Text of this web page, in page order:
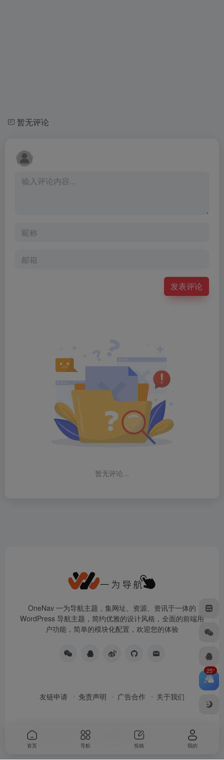
暂无评论
发表评论
暂无评论...
OneNav 一为导航主题，集网址、资源、资讯于一体的
WordPress 导航主题，简约优雅的设计风格，全面的前端用
户功能，简单的模块化配置，欢迎您的体验
友链申请 免责声明 广告合作 关于我们
Copyright © 2026 一为导航 强力驱动
25°
首页 导航 投稿 我的